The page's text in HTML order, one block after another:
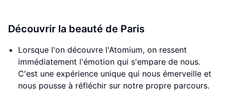
Découvrir la beauté de Paris
Lorsque l'on découvre l'Atomium, on ressent
immédiatement l'émotion qui s'empare de nous.
C'est une expérience unique qui nous émerveille et
nous pousse à réfléchir sur notre propre parcours.